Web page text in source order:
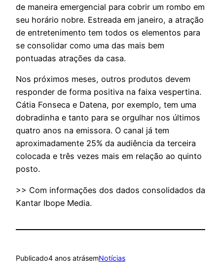
de maneira emergencial para cobrir um rombo em
seu horário nobre. Estreada em janeiro, a atração
de entretenimento tem todos os elementos para
se consolidar como uma das mais bem
pontuadas atrações da casa.
Nos próximos meses, outros produtos devem
responder de forma positiva na faixa vespertina.
Cátia Fonseca e Datena, por exemplo, tem uma
dobradinha e tanto para se orgulhar nos últimos
quatro anos na emissora. O canal já tem
aproximadamente 25% da audiência da terceira
colocada e três vezes mais em relação ao quinto
posto.
>> Com informações dos dados consolidados da
Kantar Ibope Media.
Publicado4 anos atrásemNotícias